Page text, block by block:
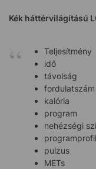
Kék háttérvilágítású
Teljesítmény
idő
távolság
fordulatszám
kalória
program
nehézségi
programprofil
pulzus
METs